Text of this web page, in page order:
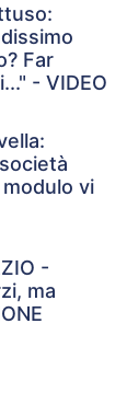
Far
- VIDEO
vi
-
ma